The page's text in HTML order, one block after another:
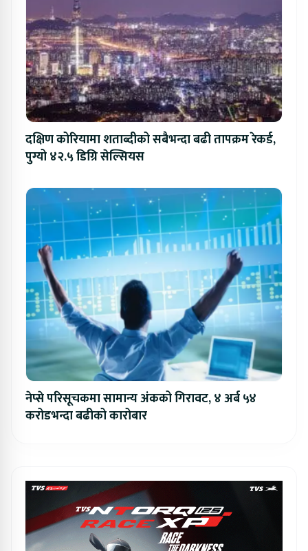
दक्षिण कोरियामा शताब्दीको सबैभन्दा बढी तापक्रम रेकर्ड,
पुग्यो ४२.५ डिग्रि सेल्सियस
नेप्से परिसूचकमा सामान्य अंकको गिरावट, ४ अर्ब ५४
करोडभन्दा बढीको कारोबार